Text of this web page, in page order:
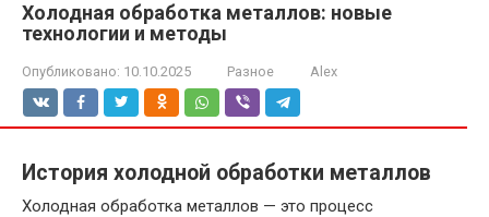
Холодная обработка металлов: новые
технологии и методы
Опубликовано: 10.10.2025 Разное Alex
История холодной обработки металлов
Холодная обработка металлов — это процесс